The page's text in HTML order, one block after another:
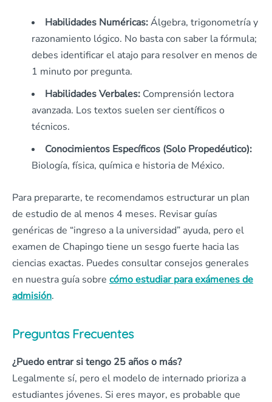
Habilidades Numéricas:Álgebra, trigonometría y
razonamiento lógico. No basta con saber la fórmula;
debes identificar el atajo para resolver en menos de
1 minuto por pregunta.
Habilidades Verbales: Comprensión lectora
avanzada. Los textos suelen ser científicos o
técnicos.
Conocimientos Específicos (Solo Propedéutico):
Biología, física, química e historia de México.
Para prepararte, te recomendamos estructurar un plan
de estudio de al menos 4 meses. Revisar guías
genéricas de “ingreso a la universidad” ayuda, pero el
examen de Chapingo tiene un sesgo fuerte hacia las
ciencias exactas. Puedes consultar consejos generales
en nuestra guía sobre cómo estudiar para exámenes de
admisión.
Preguntas Frecuentes
¿Puedo entrar si tengo 25 años o más?
Legalmente sí, pero el modelo de internado prioriza a
estudiantes jóvenes. Si eres mayor, es probable que